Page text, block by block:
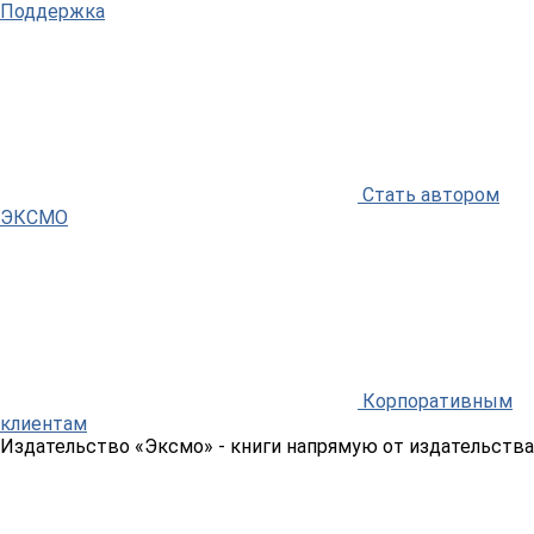
Поддержка
Стать автором
ЭКСМО
Корпоративным
клиентам
Издательство «Эксмо» - книги напрямую от издательства